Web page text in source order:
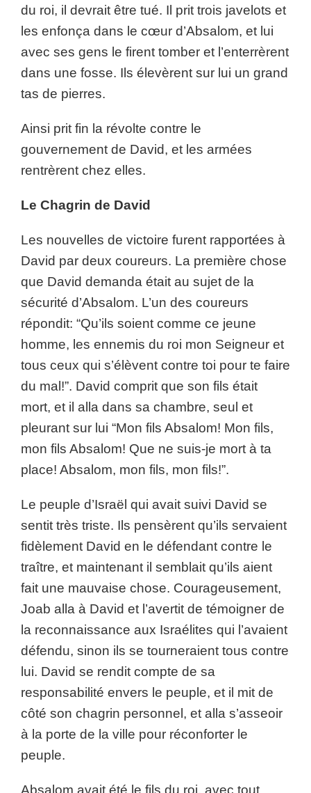
du roi, il devrait être tué. Il prit trois javelots et
les enfonça dans le cœur d’Absalom, et lui
avec ses gens le firent tomber et l’enterrèrent
dans une fosse. Ils élevèrent sur lui un grand
tas de pierres.
Ainsi prit fin la révolte contre le
gouvernement de David, et les armées
rentrèrent chez elles.
Le Chagrin de David
Les nouvelles de victoire furent rapportées à
David par deux coureurs. La première chose
que David demanda était au sujet de la
sécurité d’Absalom. L’un des coureurs
répondit: “Qu’ils soient comme ce jeune
homme, les ennemis du roi mon Seigneur et
tous ceux qui s’élèvent contre toi pour te faire
du mal!”. David comprit que son fils était
mort, et il alla dans sa chambre, seul et
pleurant sur lui “Mon fils Absalom! Mon fils,
mon fils Absalom! Que ne suis-je mort à ta
place! Absalom, mon fils, mon fils!”.
Le peuple d’Israël qui avait suivi David se
sentit très triste. Ils pensèrent qu’ils servaient
fidèlement David en le défendant contre le
traître, et maintenant il semblait qu’ils aient
fait une mauvaise chose. Courageusement,
Joab alla à David et l’avertit de témoigner de
la reconnaissance aux Israélites qui l’avaient
défendu, sinon ils se tourneraient tous contre
lui. David se rendit compte de sa
responsabilité envers le peuple, et il mit de
côté son chagrin personnel, et alla s’asseoir
à la porte de la ville pour réconforter le
peuple.
Absalom avait été le fils du roi, avec tout